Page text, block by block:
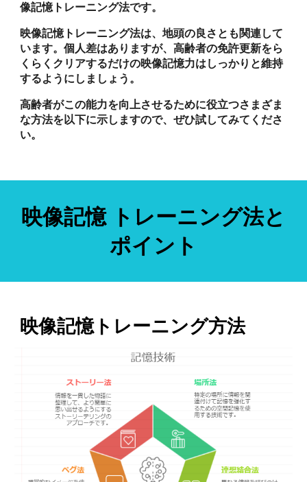
像記憶トレーニング法です。
映像記憶トレーニング法は、地頭の良さとも関連して
います。個人差はありますが、高齢者の免許更新をら
くらくクリアするだけの映像記憶力はしっかりと維持
するようにしましょう。
高齢者がこの能力を向上させるために役立つさまざま
な方法を以下に示しますので、ぜひ試してみてくださ
い。
映像記憶 トレーニング法と
ポイント
映像記憶トレーニング方法